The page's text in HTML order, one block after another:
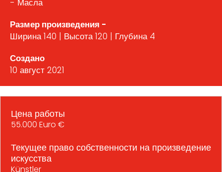
- Масла
Размер произведения -
Ширина 140 | Высота 120 | Глубина 4
Создано
10 август 2021
Цена работы
55.000 Euro €
Текущее право собственности на произведение
искусства
Künstler